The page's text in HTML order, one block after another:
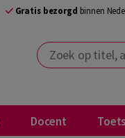
Gratis bezorgd binnen
Zoek op titel,
Docent